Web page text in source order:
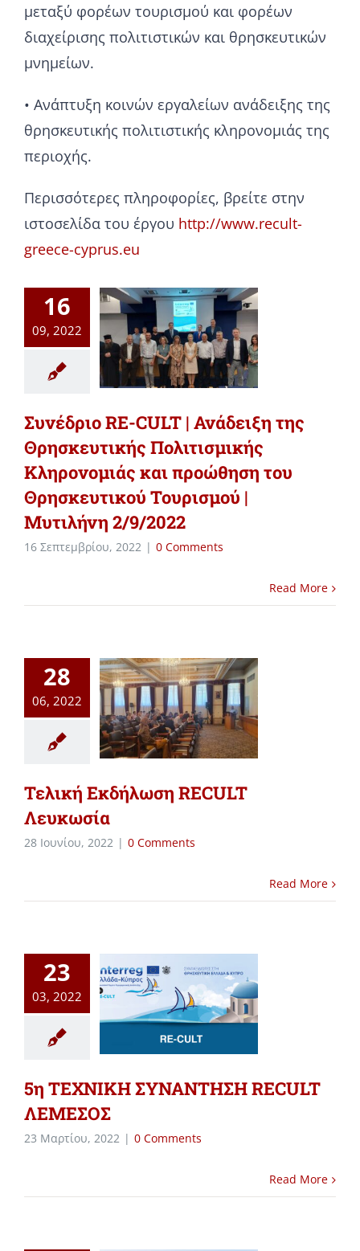
μεταξύ φορέων τουρισμού και φορέων
διαχείρισης πολιτιστικών και θρησκευτικών
μνημείων.
• Ανάπτυξη κοινών εργαλείων ανάδειξης της
θρησκευτικής πολιτιστικής κληρονομιάς της
περιοχής.
Περισσότερες πληροφορίες, βρείτε στην
ιστοσελίδα του έργου http://www.recult-
greece-cyprus.eu
16
09, 2022
Συνέδριο RE-CULT | Ανάδειξη της
Θρησκευτικής Πολιτισμικής
Κληρονομιάς και προώθηση του
Θρησκευτικού Τουρισμού |
Μυτιλήνη 2/9/2022
16 Σεπτεμβρίου, 2022 | 0 Comments
Read More
28
06, 2022
Τελική Εκδήλωση RECULT
Λευκωσία
28 Ιουνίου, 2022 | 0 Comments
Read More
23
03, 2022
5η ΤΕΧΝΙΚΗ ΣΥΝΑΝΤΗΣΗ RECULT
ΛΕΜΕΣΟΣ
23 Μαρτίου, 2022 | 0 Comments
Read More